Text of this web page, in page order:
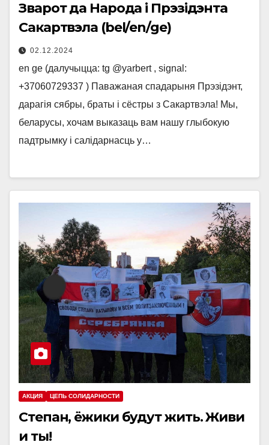
Зварот да Народа і Прэзідэнта
Сакартвэла (bel/en/ge)
02.12.2024
en ge (далучыцца: tg @yarbert , signal:
+37060729337 ) Паважаная спадарыня Прэзідэнт,
дарагія сябры, браты і сёстры з Сакартвэла! Мы,
беларусы, хочам выказаць вам нашу глыбокую
падтрымку і салідарнасць у…
АКЦИЯ ЦЕПЬ СОЛИДАРНОСТИ
Степан, ёжики будут жить. Живи
и ты!